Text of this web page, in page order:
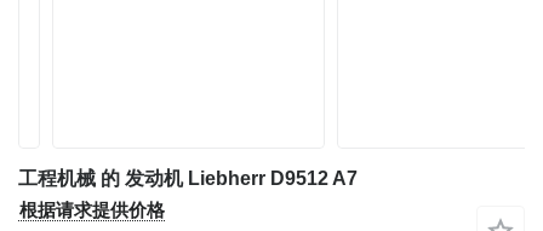
工程机械 的 发动机 Liebherr D9512 A7
根据请求提供价格